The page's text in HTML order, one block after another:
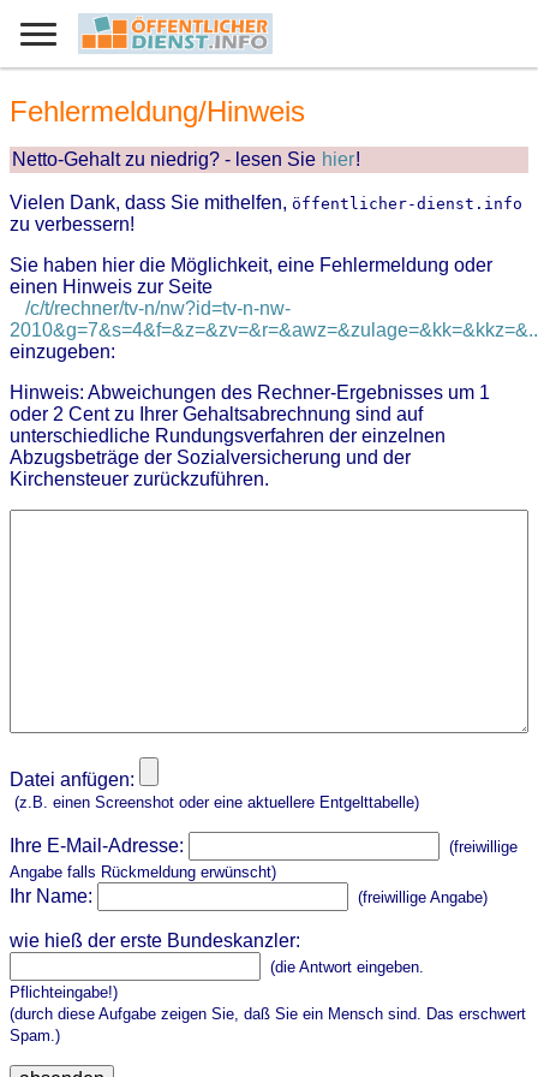
Fehlermeldung/Hinweis
Netto-Gehalt zu niedrig? - lesen Sie hier!
Vielen Dank, dass Sie mithelfen, öffentlicher-dienst.info
zu verbessern!
Sie haben hier die Möglichkeit, eine Fehlermeldung oder
einen Hinweis zur Seite
/c/t/rechner/tv-n/nw?id=tv-n-nw-
einzugeben:
Hinweis: Abweichungen des Rechner-Ergebnisses um 1
oder 2 Cent zu Ihrer Gehaltsabrechnung sind auf
unterschiedliche Rundungsverfahren der einzelnen
Abzugsbeträge der Sozialversicherung und der
Kirchensteuer zurückzuführen.
Datei anfügen:
(z.B. einen Screenshot oder eine aktuellere Entgelttabelle)
Ihre E-Mail-Adresse:
(freiwillige
Angabe falls Rückmeldung erwünscht)
Ihr Name: (freiwillige Angabe)
wie hieß der erste Bundeskanzler:
(die Antwort eingeben.
Pflichteingabe!)
(durch diese Aufgabe zeigen Sie, daß Sie ein Mensch sind. Das erschwert
Spam.)